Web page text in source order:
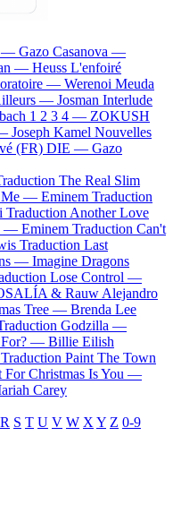
— Gazo Casanova —
— Heuss L'enfoiré
— Werenoi Meuda
— Josman Interlude
1 2 3 4 — ZOKUSH
Joseph Kamel Nouvelles
(FR) DIE — Gazo
The Real Slim
Me — Eminem Traduction
Traduction Another Love
— Eminem Traduction Can't
Traduction Last
— Imagine Dragons
Lose Control —
& Rauw Alejandro
Tree — Brenda Lee
Godzilla —
For? — Billie Eilish
Traduction Paint The Town
For Christmas Is You —
Carey
R S T U V W X Y Z 0-9